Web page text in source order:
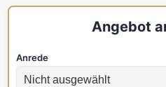
Angebot
Anrede